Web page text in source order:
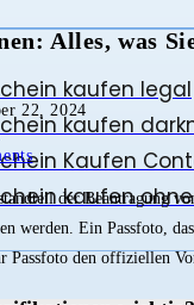
kaufen legal
kaufen
Kaufen
kaufen
Alles, was
22, 2024
der Beantragung
werden. Ein Passfoto,
Passfoto den offiziellen